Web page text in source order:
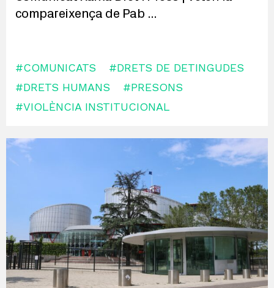
compareixença de Pab ...
#COMUNICATS
#DRETS DE DETINGUDES
#DRETS HUMANS
#PRESONS
#VIOLÈNCIA INSTITUCIONAL